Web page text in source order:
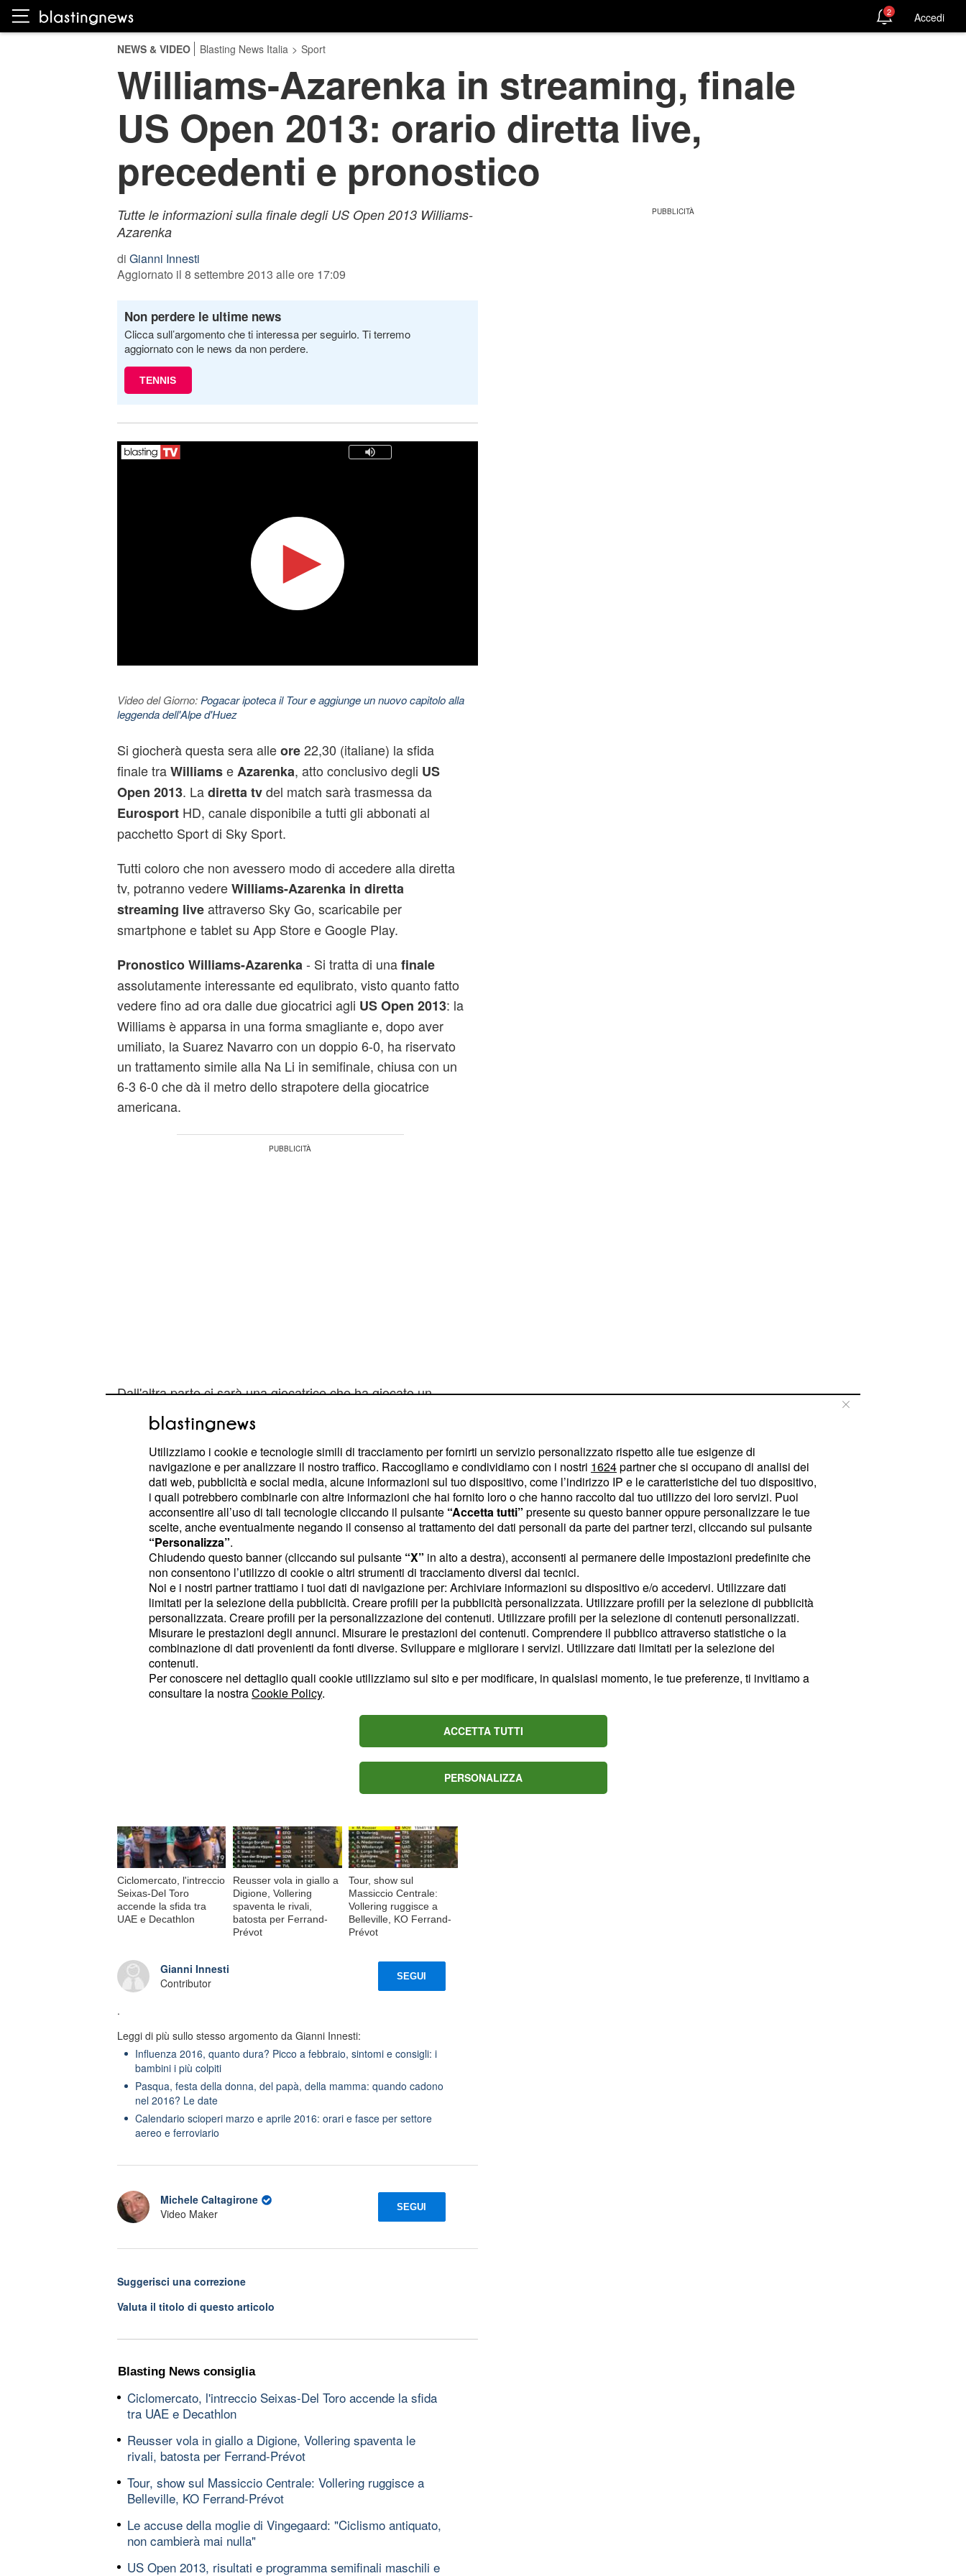
2 Accedi
NEWS & VIDEO Blasting News Italia > Sport
Williams-Azarenka in streaming, finale
US Open 2013: orario diretta live,
precedenti e pronostico
Tutte le informazioni sulla finale degli US Open 2013 Williams-
Azarenka
di Gianni Innesti
Aggiornato il 8 settembre 2013 alle ore 17:09
Non perdere le ultime news
Clicca sull’argomento che ti interessa per seguirlo. Ti terremo
aggiornato con le news da non perdere.
TENNIS
Video del Giorno: Pogacar ipoteca il Tour e aggiunge un nuovo capitolo alla
leggenda dell'Alpe d'Huez
Si giocherà questa sera alleore22,30 (italiane) la sfida
finale traWilliamseAzarenka, atto conclusivo degli US
Open 2013. Ladiretta tvdel match sarà trasmessa da
EurosportHD, canale disponibile a tutti gli abbonati al
pacchetto Sport di Sky Sport.
Tutti coloro che non avessero modo di accedere alla diretta
tv, potranno vedereWilliams-Azarenka in diretta
streaming liveattraverso Sky Go, scaricabile per
smartphone e tablet su App Store e Google Play.
Pronostico Williams-Azarenka - Si tratta di unafinale
assolutamente interessante ed equlibrato, visto quanto fatto
vedere fino ad ora dalle due giocatrici agli US Open 2013: la
Williams è apparsa in una forma smagliante e, dopo aver
umiliato, la Suarez Navarro con un doppio 6-0, ha riservato
un trattamento simile alla Na Li in semifinale, chiusa con un
6-3 6-0 che dà il metro dello strapotere della giocatrice
americana.
Dall'altra parte ci sarà una giocatrice che ha giocato un
torneo in crescendo: qualche difficoltà iniziale, poi i
miglioramenti fino ad una
Pennetta, dove la bielorussa è apparsa ingiocabile. Ma
Serena, se conferma ciò che ha fatto vedere durante le due
settimane di New York, è favorita assoluta del match.
Precedenti Willams-Azarenka- I precedenti del 2013,
tralasciando il ritiro di inizio anno a Brisbane, vede una
situazione di vantaggio per Victoria Azarenka: uno dei
match più vicini giocati è quello dello scorso 18 agosto.
Nellafinaledel torneo di Cincinnati, la bielorussa trionfò al
termine di 2 ore e mezzo di battaglia. Un'altra vittoria era
arrivata a febbraio a Doha, mentre a Roma fu l'americana
ad ottenere il successo.
© RIPRODUZIONE VIETATA
Ciclomercato, l'intreccio
Seixas-Del Toro
accende la sfida tra
UAE e Decathlon
Reusser vola in giallo a
Digione, Vollering
spaventa le rivali,
batosta per Ferrand-
Prévot
Tour, show sul
Massiccio Centrale:
Vollering ruggisce a
Belleville, KO Ferrand-
Prévot
Gianni Innesti
Contributor
SEGUI
.
Leggi di più sullo stesso argomento da Gianni Innesti:
Influenza 2016, quanto dura? Picco a febbraio, sintomi e consigli: i
bambini i più colpiti
Pasqua, festa della donna, del papà, della mamma: quando cadono
nel 2016? Le date
Calendario scioperi marzo e aprile 2016: orari e fasce per settore
aereo e ferroviario
Michele Caltagirone
Video Maker
SEGUI
Suggerisci una correzione
Valuta il titolo di questo articolo
Blasting News consiglia
Ciclomercato, l'intreccio Seixas-Del Toro accende la sfida
tra UAE e Decathlon
Reusser vola in giallo a Digione, Vollering spaventa le
rivali, batosta per Ferrand-Prévot
Tour, show sul Massiccio Centrale: Vollering ruggisce a
Belleville, KO Ferrand-Prévot
Le accuse della moglie di Vingegaard: "Ciclismo antiquato,
non cambierà mai nulla"
US Open 2013, risultati e programma semifinali maschili e
Utilizziamo i cookie e tecnologie simili di tracciamento per fornirti un servizio personalizzato rispetto alle tue esigenze di
navigazione e per analizzare il nostro traffico. Raccogliamo e condividiamo con i nostri 1624partner che si occupano di analisi dei
dati web, pubblicità e social media, alcune informazioni sul tuo dispositivo, come l’indirizzo IP e le caratteristiche del tuo dispositivo,
i quali potrebbero combinarle con altre informazioni che hai fornito loro o che hanno raccolto dal tuo utilizzo dei loro servizi. Puoi
acconsentire all’uso di tali tecnologie cliccando il pulsante “Accetta tutti” presente su questo banner oppure personalizzare le tue
scelte, anche eventualmente negando il consenso al trattamento dei dati personali da parte dei partner terzi, cliccando sul pulsante
“Personalizza”.
Chiudendo questo banner (cliccando sul pulsante “X” in alto a destra), acconsenti al permanere delle impostazioni predefinite che
non consentono l’utilizzo di cookie o altri strumenti di tracciamento diversi dai tecnici.
Noi e i nostri partner trattiamo i tuoi dati di navigazione per: Archiviare informazioni su dispositivo e/o accedervi. Utilizzare dati
limitati per la selezione della pubblicità. Creare profili per la pubblicità personalizzata. Utilizzare profili per la selezione di pubblicità
personalizzata. Creare profili per la personalizzazione dei contenuti. Utilizzare profili per la selezione di contenuti personalizzati.
Misurare le prestazioni degli annunci. Misurare le prestazioni dei contenuti. Comprendere il pubblico attraverso statistiche o la
combinazione di dati provenienti da fonti diverse. Sviluppare e migliorare i servizi. Utilizzare dati limitati per la selezione dei
contenuti.
Per conoscere nel dettaglio quali cookie utilizziamo sul sito e per modificare, in qualsiasi momento, le tue preferenze, ti invitiamo a
consultare la nostraCookie Policy.
ACCETTA TUTTI
PERSONALIZZA